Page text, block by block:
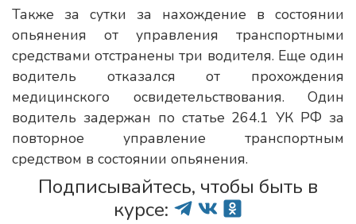
Также за сутки за нахождение в состоянии
опьянения от управления транспортными
средствами отстранены три водителя. Еще один
водитель отказался от прохождения
медицинского освидетельствования. Один
водитель задержан по статье 264.1 УК РФ за
повторное управление транспортным
средством в состоянии опьянения.
Подписывайтесь, чтобы быть в
курсе: